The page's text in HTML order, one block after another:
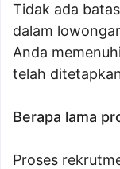
Tidak ada
dalam
Anda
telah
Berapa lama
Proses